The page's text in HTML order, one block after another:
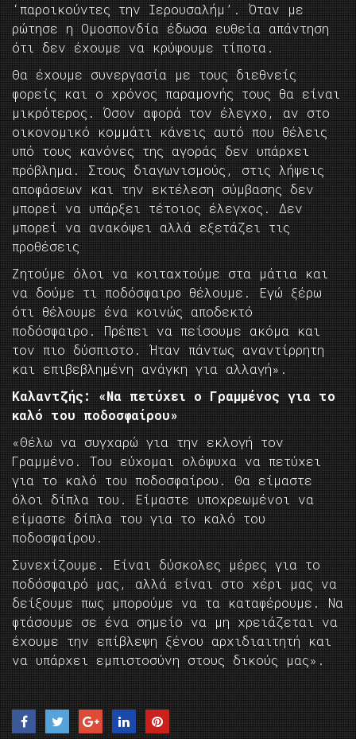
‘παροικούντες την Ιερουσαλήμ’. Όταν με
ρώτησε η Ομοσπονδία έδωσα ευθεία απάντηση
ότι δεν έχουμε να κρύψουμε τίποτα.
Θα έχουμε συνεργασία με τους διεθνείς
φορείς και ο χρόνος παραμονής τους θα είναι
μικρότερος. Όσον αφορά τον έλεγχο, αν στο
οικονομικό κομμάτι κάνεις αυτό που θέλεις
υπό τους κανόνες της αγοράς δεν υπάρχει
πρόβλημα. Στους διαγωνισμούς, στις λήψεις
αποφάσεων και την εκτέλεση σύμβασης δεν
μπορεί να υπάρξει τέτοιος έλεγχος. Δεν
μπορεί να ανακόψει αλλά εξετάζει τις
προθέσεις
Ζητούμε όλοι να κοιταχτούμε στα μάτια και
να δούμε τι ποδόσφαιρο θέλουμε. Εγώ ξέρω
ότι θέλουμε ένα κοινώς αποδεκτό
ποδόσφαιρο. Πρέπει να πείσουμε ακόμα και
τον πιο δύσπιστο. Ήταν πάντως αναντίρρητη
και επιβεβλημένη ανάγκη για αλλαγή».
Καλαντζής: «Να πετύχει ο Γραμμένος για το
καλό του ποδοσφαίρου»
«Θέλω να συγχαρώ για την εκλογή τον
Γραμμένο. Του εύχομαι ολόψυχα να πετύχει
για το καλό του ποδοσφαίρου. Θα είμαστε
όλοι δίπλα του. Είμαστε υποχρεωμένοι να
είμαστε δίπλα του για το καλό του
ποδοσφαίρου.
Συνεχίζουμε. Είναι δύσκολες μέρες για το
ποδόσφαιρό μας, αλλά είναι στο χέρι μας να
δείξουμε πως μπορούμε να τα καταφέρουμε. Να
φτάσουμε σε ένα σημείο να μη χρειάζεται να
έχουμε την επίβλεψη ξένου αρχιδιαιτητή και
να υπάρχει εμπιστοσύνη στους δικούς μας».